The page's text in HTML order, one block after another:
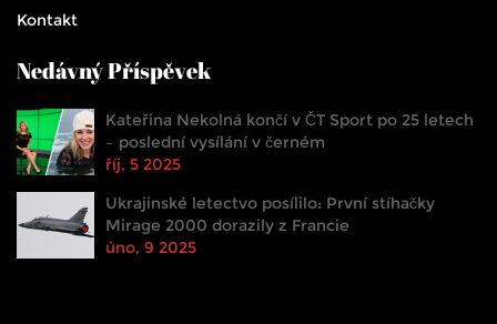
Kontakt
Nedávný Příspěvek
Kateřina Nekolná končí v ČT Sport po 25 letech
– poslední vysílání v černém
říj, 5 2025
Ukrajinské letectvo posílilo: První stíhačky
Mirage 2000 dorazily z Francie
úno, 9 2025